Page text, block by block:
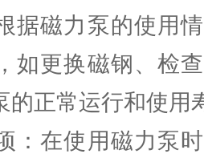
据磁力泵的使用
如更换磁钢、检
的正常运行和使用
：在使用磁力泵